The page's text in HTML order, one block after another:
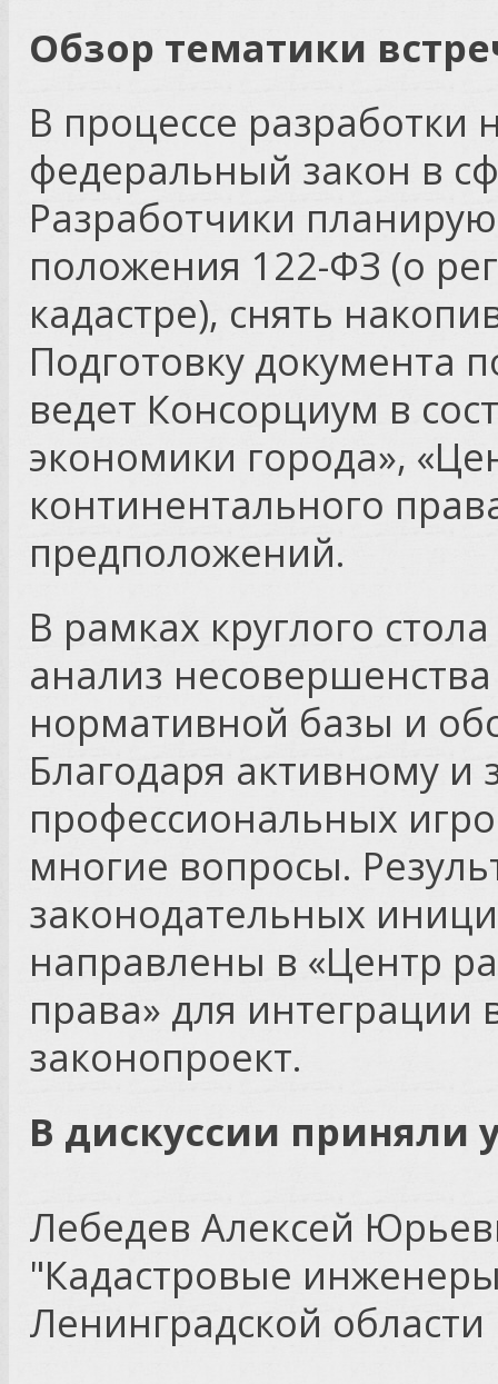
Обзор тематики
В процессе разработки
федеральный закон в
Разработчики
положения 122-ФЗ (о
кадастре), снять
Подготовку документа
ведет Консорциум в
экономики города»,
континентального
предположений.
В рамках круглого
анализ
нормативной базы и
Благодаря активному и
профессиональных
многие вопросы.
законодательных
направлены в «Центр
права» для
законопроект.
В дискуссии приняли
Лебедев Алексей
"Кадастровые
Ленинградской области